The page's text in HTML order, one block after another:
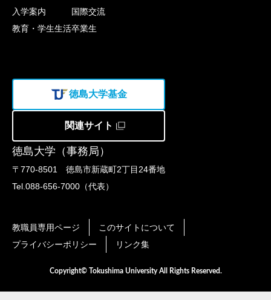
徳島大学（事務局）
〒770-8501 徳島市新蔵町2丁目24番地
Tel.088-656-7000（代表）
入学案内
教育・学生生活
国際交流
卒業生
徳島大学基金
関連サイト
教職員専用ページ
このサイトについて
プライバシーポリシー
リンク集
Copyright© Tokushima University All Rights Reserved.